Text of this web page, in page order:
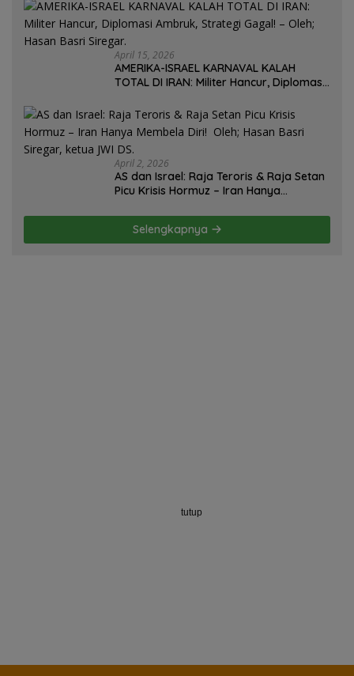
Rubrik: Opini & Kajian Sosial.
April 15, 2026
AMERIKA-ISRAEL KARNAVAL KALAH
TOTAL DI IRAN: Militer Hancur, Diplomasi
Basri Siregar.
April 2, 2026
AS dan Israel: Raja Teroris & Raja Setan
Picu Krisis Hormuz – Iran Hanya
ketua JWI DS.
Selengkapnya
tutup